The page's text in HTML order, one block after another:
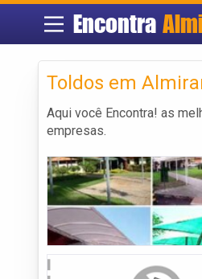
Encontra
Toldos em
Aqui você Encontra! as
empresas.